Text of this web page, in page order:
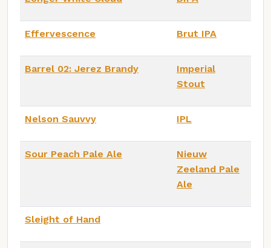
Effervescence Brut IPA
Barrel 02: Jerez Brandy
Imperial
Stout
Nelson Sauvvy IPL
Sour Peach Pale Ale
Nieuw
Zeeland Pale
Ale
Sleight of Hand